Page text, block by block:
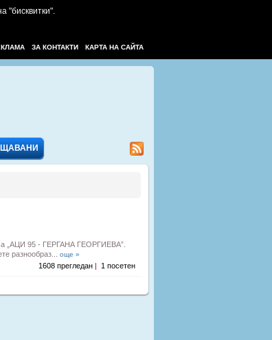
"бисквитки".
КАРТА НА САЙТА
ЗА КОНТАКТИ
„АЦИ 95 - ГЕРГАНА ГЕОРГИЕВА”.
разнообраз... още »
1608 прегледан | 1 посетен